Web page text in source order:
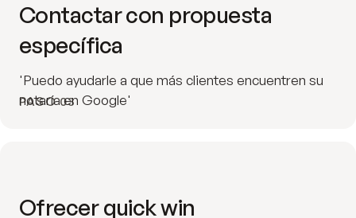
PASO 03
Contactar con propuesta
específica
'Puedo ayudarle a que más clientes encuentren su
notaría en Google'
Ofrecer quick win